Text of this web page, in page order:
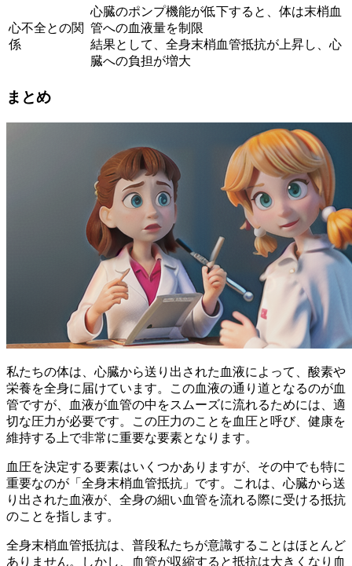
心不全との関
係
心臓のポンプ機能が低下すると、体は末梢血
管への血液量を制限
結果として、全身末梢血管抵抗が上昇し、心
臓への負担が増大
まとめ
私たちの体は、心臓から送り出された血液によって、酸素や
栄養を全身に届けています。この血液の通り道となるのが血
管ですが、
血液が血管の中をスムーズに流れるためには、適
切な圧力が必要です。この圧力のことを血圧と呼び、健康を
維持する上で非常に重要な要素となります。
血圧を決定する要素はいくつかありますが、その中でも特に
重要なのが「全身末梢血管抵抗」です。これは、 心臓から送
り出された血液が、全身の細い血管を流れる際に受ける抵抗
のことを指します。
全身末梢血管抵抗は、普段私たちが意識することはほとんど
ありません。しかし、
血管が収縮すると抵抗は大きくなり血